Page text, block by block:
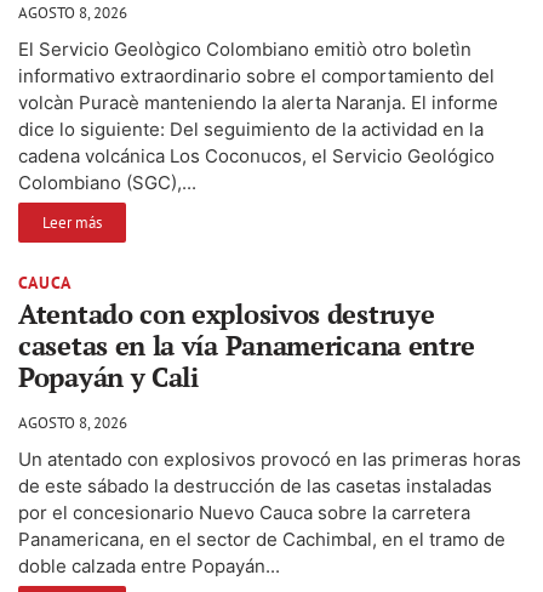
AGOSTO 8, 2026
El Servicio Geològico Colombiano emitiò otro boletìn
informativo extraordinario sobre el comportamiento del
volcàn Puracè manteniendo la alerta Naranja. El informe
dice lo siguiente: Del seguimiento de la actividad en la
cadena volcánica Los Coconucos, el Servicio Geológico
Colombiano (SGC),...
Leer más
CAUCA
Atentado con explosivos destruye
casetas en la vía Panamericana entre
Popayán y Cali
AGOSTO 8, 2026
Un atentado con explosivos provocó en las primeras horas
de este sábado la destrucción de las casetas instaladas
por el concesionario Nuevo Cauca sobre la carretera
Panamericana, en el sector de Cachimbal, en el tramo de
doble calzada entre Popayán...